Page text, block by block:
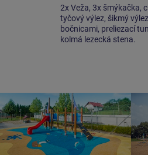
2x Veža, 3x šmýkačka,
tyčový výlez, šikmý
bočnicami, preliezací
kolmá lezecká stena.